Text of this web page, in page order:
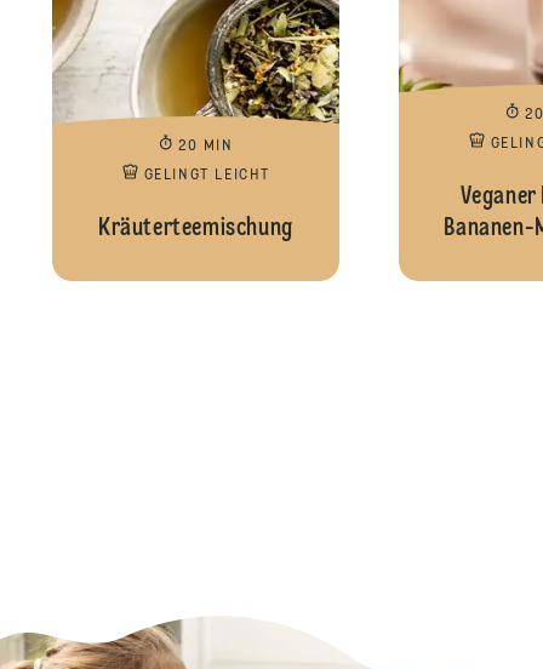
20 MIN
GELINGT LEICHT
Kräuterteemischung
Bananen-